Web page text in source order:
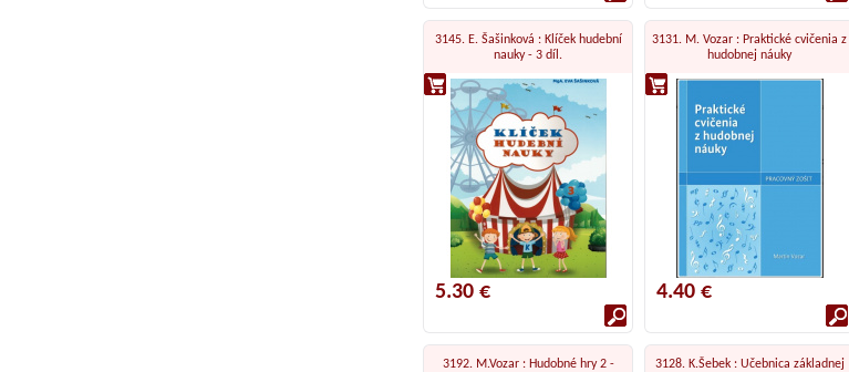
3145. E. Šašinková : Klíček hudební
nauky - 3 díl.
5.30 €
3131. M. Vozar : Praktické cvičenia z
hudobnej náuky
4.40 €
3192. M.Vozar : Hudobné hry 2 -
3128. K.Šebek : Učebnica základnej